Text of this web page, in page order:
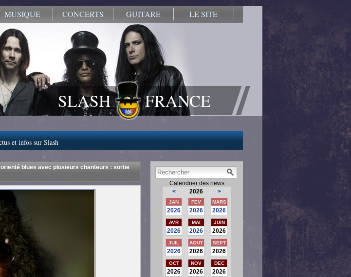
MUSIQUE CONCERTS GUITARE LE SITE
SLASH FRANCE
et infos sur Slash
blues avec plusieurs chanteurs : sortie
Calendrier des news
<
2026 >
JAN
2026
FEV
2026
MARS
2026
AVR
2026
MAI
2026
JUIN
2026
JUIL
2026
AOUT
2026
SEPT
2026
OCT
2026
NOV
2026
DEC
2026